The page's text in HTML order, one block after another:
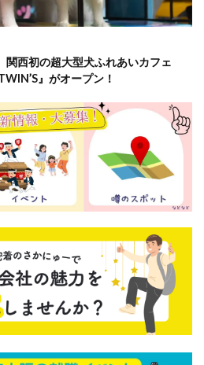
関西初の超大型犬ふれあいカフェ
』がオープン！